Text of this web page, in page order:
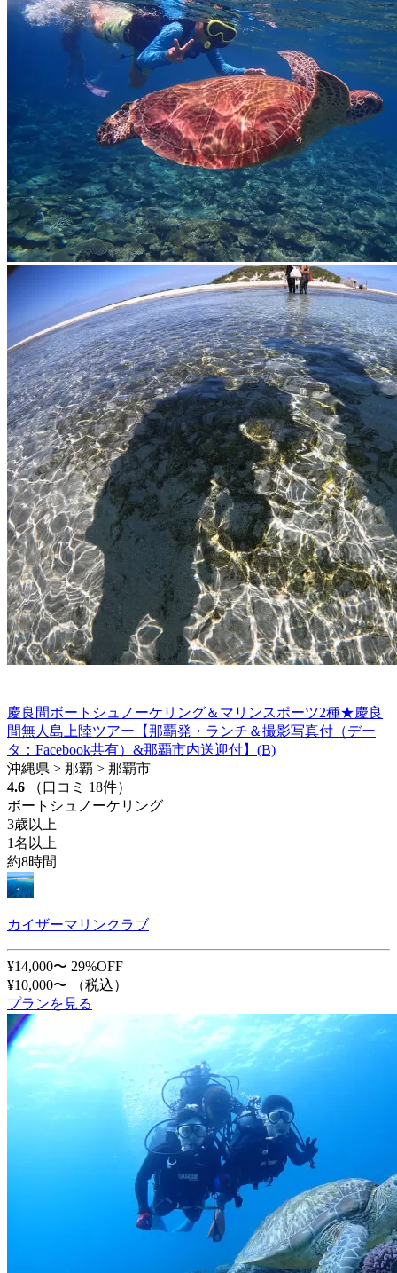
慶良間ボートシュノーケリング＆マリンスポーツ2種★慶良
間無人島上陸ツアー【那覇発・ランチ＆撮影写真付（デー
タ：Facebook共有）&那覇市内送迎付】(B)
沖縄県 > 那覇 > 那覇市
4.6
（口コミ 18件）
ボートシュノーケリング
3歳以上
1名以上
約8時間
カイザーマリンクラブ
¥14,000〜 29%OFF
¥10,000〜
（税込）
プランを見る